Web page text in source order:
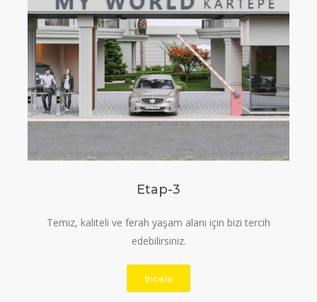
Etap-3
Temiz, kaliteli ve ferah yaşam alanı için bizi tercih
edebilirsiniz.
İncele